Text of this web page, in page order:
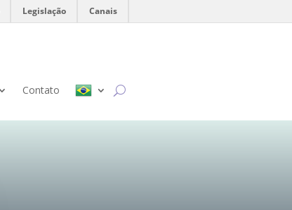
Legislação Canais
Contato